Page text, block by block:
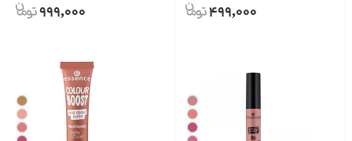
499,000
999,000